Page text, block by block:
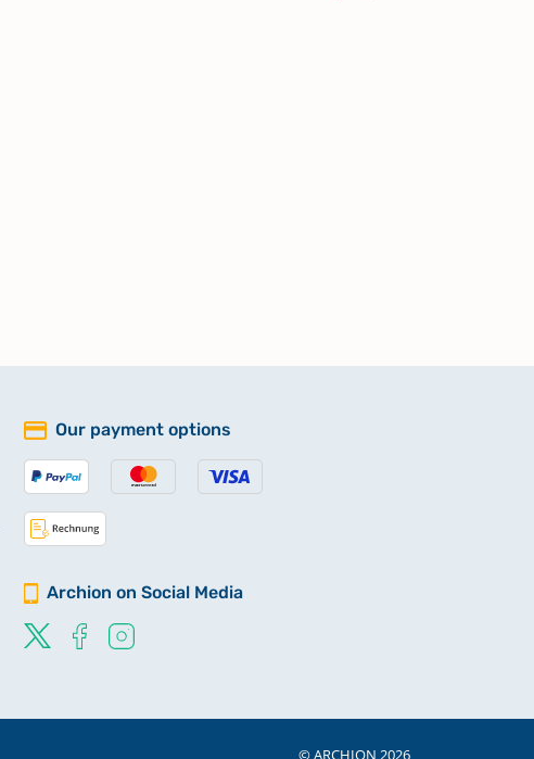
Our payment options
Archion on Social Media
© ARCHION 2026